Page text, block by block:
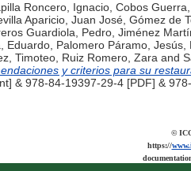
Roncero, Ignacio, Cobos
Aparicio, Juan José, Gómez de
Guardiola, Pedro, Jiménez
Eduardo, Palomero Páramo, Jesús,
Timoteo, Ruiz Romero, Zaraand
y criterios para su
& 978-84-19397-29-4 [PDF] &
©
https://